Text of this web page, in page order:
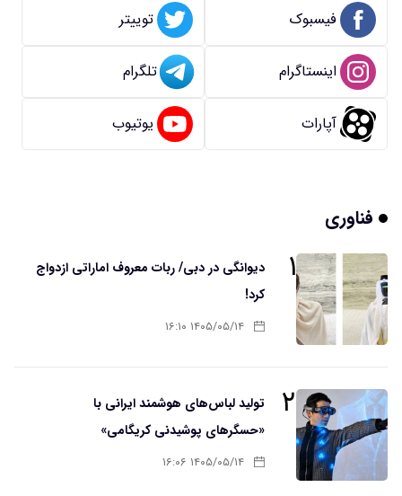
فیسبوک توییتر
اینستاگرام تلگرام
آپارات یوتیوب
فناوری
۱
دیوانگی در دبی/ ربات معروف اماراتی ازدواج
کرد!
۱۴۰۵/۰۵/۱۴ ۱۶:۱۰
۲
تولید لباس‌های هوشمند ایرانی با
«حسگرهای پوشیدنی کریگامی»
۱۴۰۵/۰۵/۱۴ ۱۶:۰۶